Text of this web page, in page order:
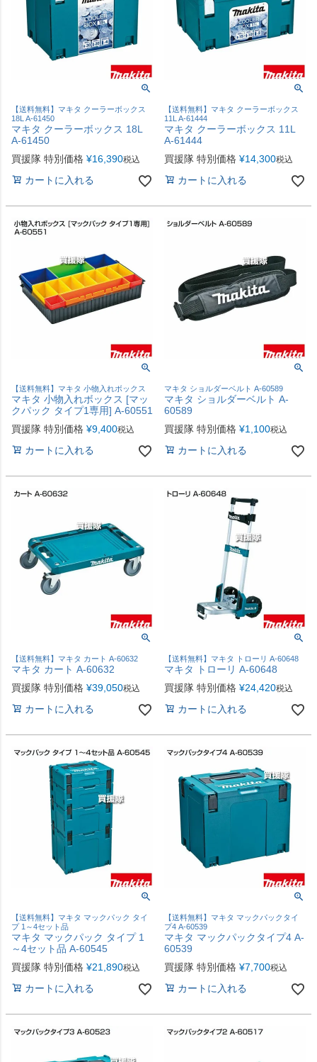
【送料無料】マキタ クーラーボックス
18L A-61450
マキタ クーラーボックス 18L
A-61450
買援隊 特別価格 ¥16,390税込
カートに入れる
【送料無料】マキタ クーラーボックス
11L A-61444
マキタ クーラーボックス 11L
A-61444
買援隊 特別価格 ¥14,300税込
カートに入れる
【送料無料】マキタ 小物入れボックス
マキタ 小物入れボックス [マッ
クパック タイプ1専用] A-60551
買援隊 特別価格 ¥9,400税込
カートに入れる
マキタ ショルダーベルト A-60589
マキタ ショルダーベルト A-
60589
買援隊 特別価格 ¥1,100税込
カートに入れる
【送料無料】マキタ カート A-60632
マキタ カート A-60632
買援隊 特別価格 ¥39,050税込
カートに入れる
【送料無料】マキタ トローリ A-60648
マキタ トローリ A-60648
買援隊 特別価格 ¥24,420税込
カートに入れる
【送料無料】マキタ マックパック タイ
プ 1～4セット品
マキタ マックパック タイプ 1
～4セット品 A-60545
買援隊 特別価格 ¥21,890税込
カートに入れる
【送料無料】マキタ マックパックタイ
プ4 A-60539
マキタ マックパックタイプ4 A-
60539
買援隊 特別価格 ¥7,700税込
カートに入れる